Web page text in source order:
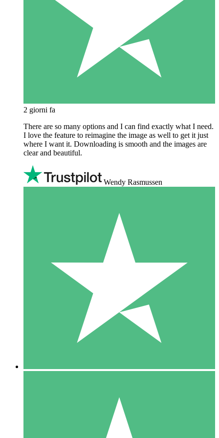
2 giorni fa
There are so many options and I can find exactly what I need.
I love the feature to reimagine the image as well to get it just
where I want it. Downloading is smooth and the images are
clear and beautiful.
Wendy Rasmussen